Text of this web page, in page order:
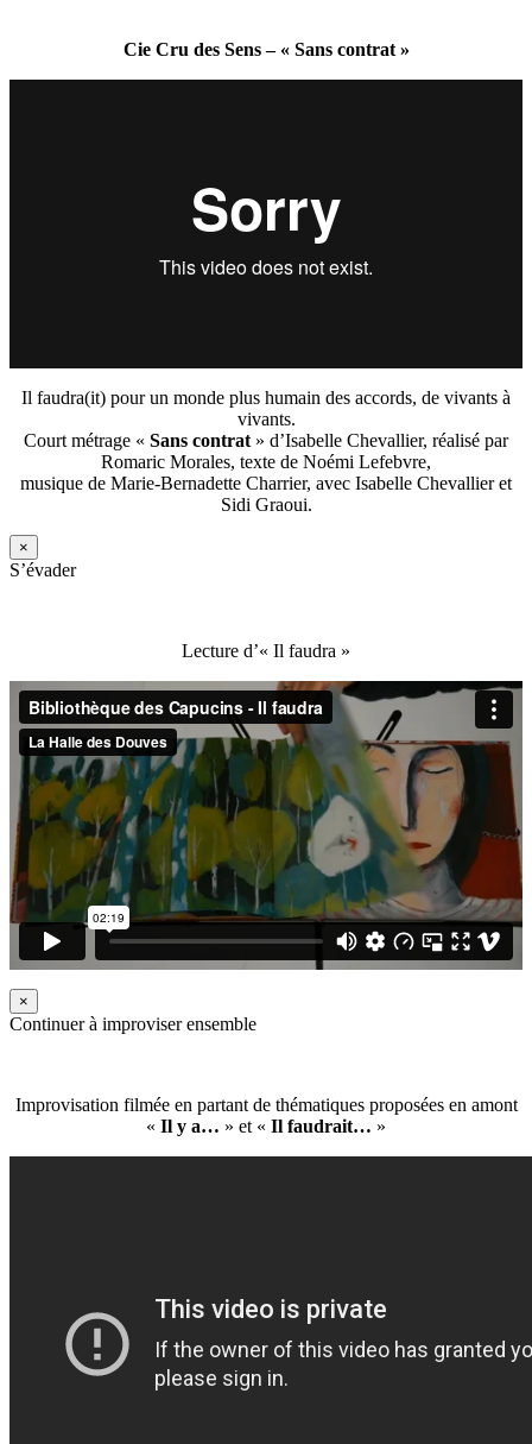
Cie Cru des Sens – « Sans contrat »
Il faudra(it) pour un monde plus humain des accords, de vivants à
vivants.
Court métrage « Sans contrat » d’Isabelle Chevallier, réalisé par
Romaric Morales, texte de Noémi Lefebvre,
musique de Marie-Bernadette Charrier, avec Isabelle Chevallier et
Sidi Graoui.
×
S’évader
Lecture d’« Il faudra »
×
Continuer à improviser ensemble
Improvisation filmée en partant de thématiques proposées en amont
« Il y a… » et « Il faudrait… »